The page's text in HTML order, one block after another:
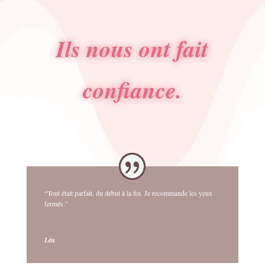
Ils nous ont fait
confiance.
“Tout était parfait, du début à la fin. Je recommande les yeux
fermés.”
Léa